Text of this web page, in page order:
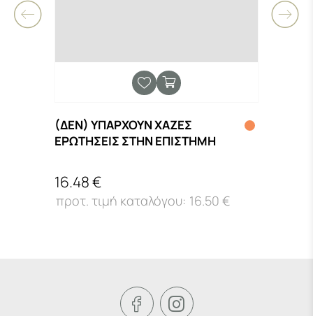
(ΔΕΝ) ΥΠΑΡΧΟΥΝ ΧΑΖΕΣ
ΕΡΩΤΗΣΕΙΣ ΣΤΗΝ ΕΠΙΣΤΗΜΗ
16.48 €
16.50 €
 